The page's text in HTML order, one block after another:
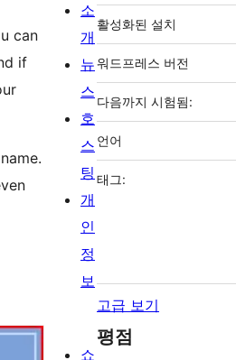
can
if
활성화된 설치
워드프레스 버전
다음까지 시험됨:
언어
태그:
고급 보기
평점
소
개
뉴
스
호
스
팅
개
인
정
보
쇼